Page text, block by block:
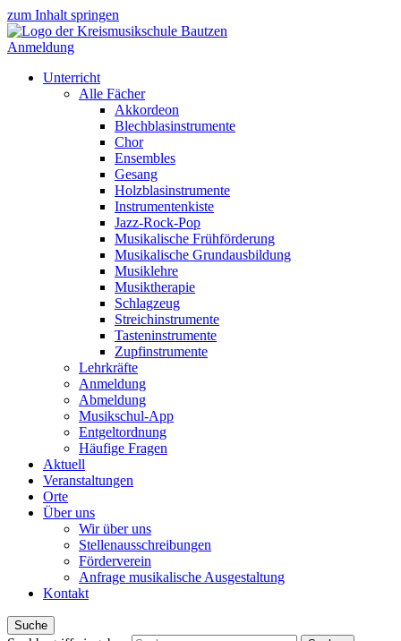
zum Inhalt springen
Anmeldung
Unterricht
Alle Fächer
Akkordeon
Blechblasinstrumente
Chor
Ensembles
Gesang
Holzblasinstrumente
Instrumentenkiste
Jazz-Rock-Pop
Musikalische Frühförderung
Musikalische Grundausbildung
Musiklehre
Musiktherapie
Schlagzeug
Streichinstrumente
Tasteninstrumente
Zupfinstrumente
Lehrkräfte
Anmeldung
Abmeldung
Musikschul-App
Entgeltordnung
Häufige Fragen
Aktuell
Veranstaltungen
Orte
Über uns
Wir über uns
Stellenausschreibungen
Förderverein
Anfrage musikalische Ausgestaltung
Kontakt
Suche